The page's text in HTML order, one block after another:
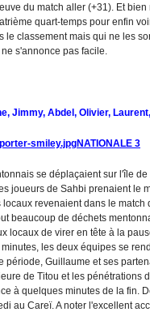
du match aller (+31). Et
quart-temps pour enfin
le classement mais qui ne les
s'annonce pas facile.
Jimmy, Abdel, Olivier,
NATIONALE 3
se déplaçaient sur l'île
joueurs de Sahbi prenaient le
revenaient dans le
beaucoup de déchets
locaux de virer en tête à la
les deux équipes se
période, Guillaume et ses
de Titou et les pénétrations
à quelques minutes de la fin.
au Careï. A noter l'excellent